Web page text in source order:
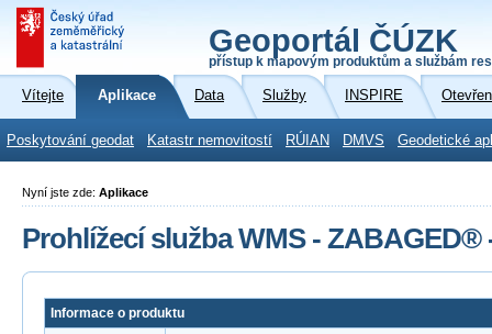
Geoportál ČÚZK
přístup k mapovým produktům a službám
Vítejte Aplikace Data Služby INSPIRE
Poskytování geodat Katastr nemovitostí RÚIAN DMVS Geodetické
Nyní jste zde: Aplikace
Prohlížecí služba WMS - ZABAGED®
Informace o produktu